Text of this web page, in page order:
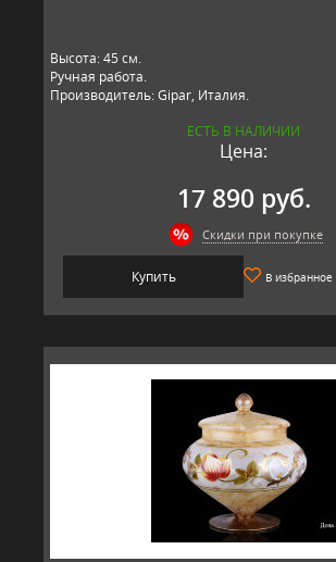
Высота: 45 см.
Ручная работа.
Производитель: Gipar, Италия.
ЕСТЬ В НАЛИЧИИ
Цена:
17 890 руб.
Скидки при покупке
Купить В избранное